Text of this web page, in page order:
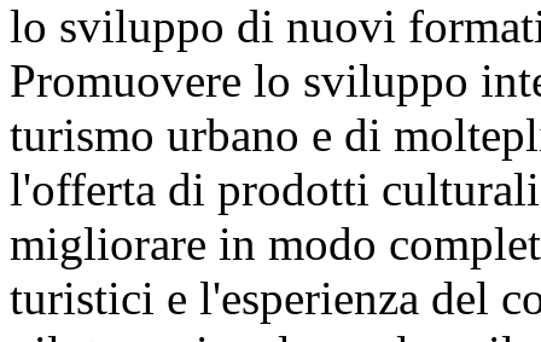
lo sviluppo di nuovi
Promuovere lo sviluppo
turismo urbano e di
l'offerta di prodotti
migliorare in modo
turistici e l'esperienza del